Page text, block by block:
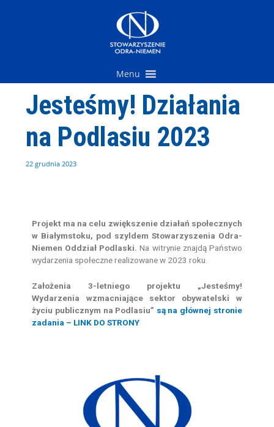
Menu
Jesteśmy! Działania
na Podlasiu 2023
22 grudnia 2023
Projekt ma na celu zwiększenie działań społecznych
w Białymstoku, pod szyldem Stowarzyszenia Odra-
Niemen Oddział Podlaski. Na witrynie znajdą Państwo
wydarzenia społeczne realizowane w 2023 roku.
Założenia 3-letniego projektu
„Jesteśmy!
Wydarzenia wzmacniające sektor obywatelski w
życiu publicznym na Podlasiu” są na głównej stronie
zadania – LINK DO STRONY